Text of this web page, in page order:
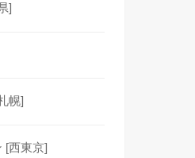
]
幌]
[西東京]